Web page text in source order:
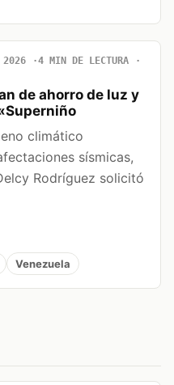
2026
4 MIN DE LECTURA
de ahorro de luz y
climático
sísmicas,
Rodríguez solicitó
Venezuela